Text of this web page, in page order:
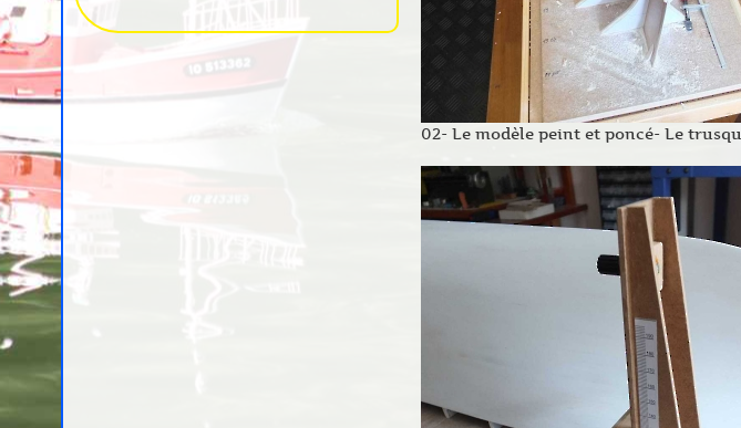
02- Le modèle peint et poncé- Le